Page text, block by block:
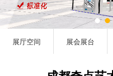
展厅空间 展会展台